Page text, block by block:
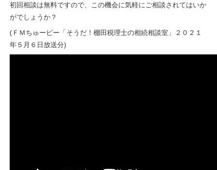
初回相談は無料ですので、この機会に気軽にご相談されてはいか
がでしょうか？
( ＦＭちゅーピー 「そうだ！棚田税理士の相続相談室」２０２１
年５月６日放送分)